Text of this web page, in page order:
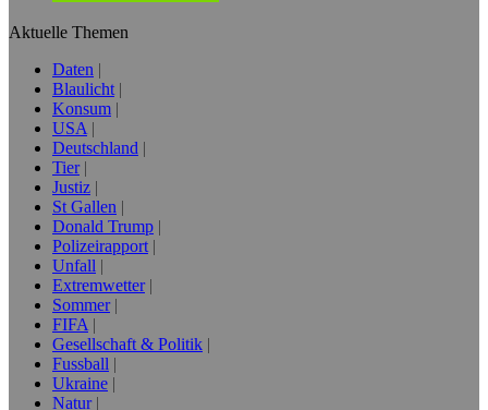
Aktuelle Themen
Daten
Blaulicht
Konsum
USA
Deutschland
Tier
Justiz
St Gallen
Donald Trump
Polizeirapport
Unfall
Extremwetter
Sommer
FIFA
Gesellschaft & Politik
Fussball
Ukraine
Natur